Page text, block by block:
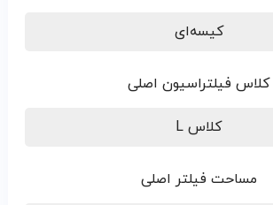
کیسه‌ای
کلاس فیلتراسیون اصلی
کلاس L
مساحت فیلتر اصلی